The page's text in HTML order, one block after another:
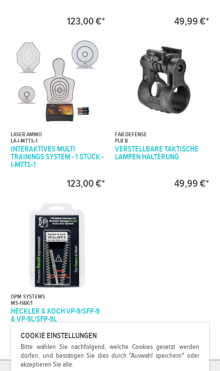
COOKIE EINSTELLUNGEN
Bitte wählen Sie nachfolgend, welche Cookies gesetzt werden
dürfen, und bestätigen Sie dies durch "Auswahl speichern" oder
akzeptieren Sie alle.
123,00 €* 49,99 €*
LASER AMMO
LA-I-MTTS-1
INTERAKTIVES MULTI
TRAININGS SYSTEM - 1 STÜCK -
I-MTTS-1
123,00 €*
FAB DEFENSE
PLR B
VERSTELLBARE TAKTISCHE
LAMPEN HALTERUNG
49,99 €*
DPM SYSTEMS
MS-H&K/1
HECKLER & KOCH VP-9/SFP-9
& VP-9L/SFP-9L
85,99 €*